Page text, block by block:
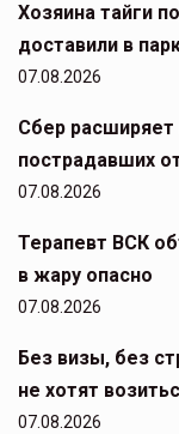
Хозяина тайги
доставили в
07.08.2026
Сбер
пострадавших
07.08.2026
Терапевт ВСК
в жару опасно
07.08.2026
Без визы, без
не хотят
07.08.2026